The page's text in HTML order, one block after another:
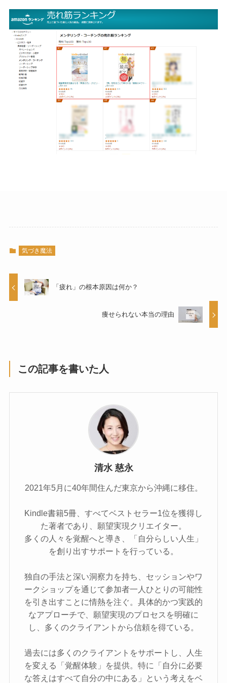
気づき魔法
「疲れ」の根本原因は何か？
痩せられない本当の理由
この記事を書いた人
清水 慈永
2021年5⽉に40年間住んだ東京から沖縄に移住。
Kindle書籍5冊、すべてベストセラー1位を獲得し
た著者であり、願望実現クリエイター。
多くの人々を覚醒へと導き、「自分らしい人生」
を創り出すサポートを行っている。
独自の手法と深い洞察力を持ち、セッションやワ
ークショップを通じて参加者一人ひとりの可能性
を引き出すことに情熱を注ぐ。具体的かつ実践的
なアプローチで、願望実現のプロセスを明確に
し、多くのクライアントから信頼を得ている。
過去には多くのクライアントをサポートし、人生
を変える「覚醒体験」を提供。特に「自分に必要
な答えはすべて自分の中にある」という考えをベ